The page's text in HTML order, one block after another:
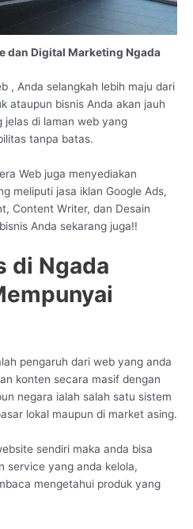
dan Digital Marketing Ngada
, Anda selangkah lebih maju dari
ataupun bisnis Anda akan jauh
jelas di laman web yang
tanpa batas.
Web juga menyediakan
meliputi jasa iklan Google Ads,
Content Writer, dan Desain
Anda sekarang juga!!
di Ngada
pengaruh dari web yang anda
konten secara masif dengan
negara ialah salah satu sistem
lokal maupun di market asing.
sendiri maka anda bisa
service yang anda kelola,
mengetahui produk yang